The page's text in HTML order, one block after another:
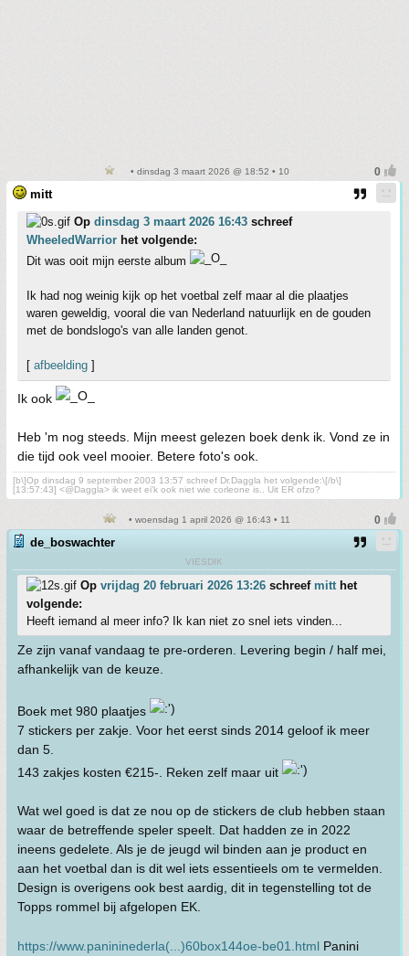
• dinsdag 3 maart 2026 @ 18:52 • 10
mitt
Op dinsdag 3 maart 2026 16:43 schreef
WheeledWarrior het volgende:
Dit was ooit mijn eerste album
Ik had nog weinig kijk op het voetbal zelf maar al die plaatjes
waren geweldig, vooral die van Nederland natuurlijk en de gouden
met de bondslogo's van alle landen genot.
[ afbeelding ]
Ik ook
Heb 'm nog steeds. Mijn meest gelezen boek denk ik. Vond ze in
die tijd ook veel mooier. Betere foto's ook.
[b\]Op dinsdag 9 september 2003 13:57 schreef Dr.Daggla het volgende:\[/b\]
[13:57:43] <@Daggla> ik weet ei'k ook niet wie corleone is.. Uit ER ofzo?
• woensdag 1 april 2026 @ 16:43 • 11
de_boswachter
VIESDIK
Op vrijdag 20 februari 2026 13:26 schreef mitthet
volgende:
Heeft iemand al meer info? Ik kan niet zo snel iets vinden...
Ze zijn vanaf vandaag te pre-orderen. Levering begin / half mei,
afhankelijk van de keuze.
Boek met 980 plaatjes
7 stickers per zakje. Voor het eerst sinds 2014 geloof ik meer
dan 5.
143 zakjes kosten €215-. Reken zelf maar uit
Wat wel goed is dat ze nou op de stickers de club hebben staan
waar de betreffende speler speelt. Dat hadden ze in 2022
ineens gedelete. Als je de jeugd wil binden aan je product en
aan het voetbal dan is dit wel iets essentieels om te vermelden.
Design is overigens ook best aardig, dit in tegenstelling tot de
Topps rommel bij afgelopen EK.
https://www.panininederla(...)60box144oe-be01.html Panini